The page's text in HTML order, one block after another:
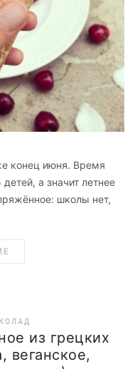
конец июня. Время
а значит летнее
школы нет,
из грецких
веганское,